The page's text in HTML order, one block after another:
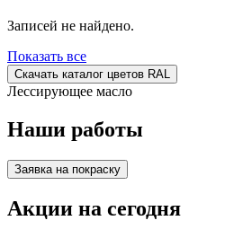
Записей не найдено.
Показать все
Скачать каталог цветов RAL
Лессирующее масло
Наши работы
Заявка на покраску
Акции на сегодня